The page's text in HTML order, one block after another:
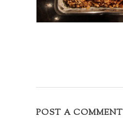
POST A COMMENT